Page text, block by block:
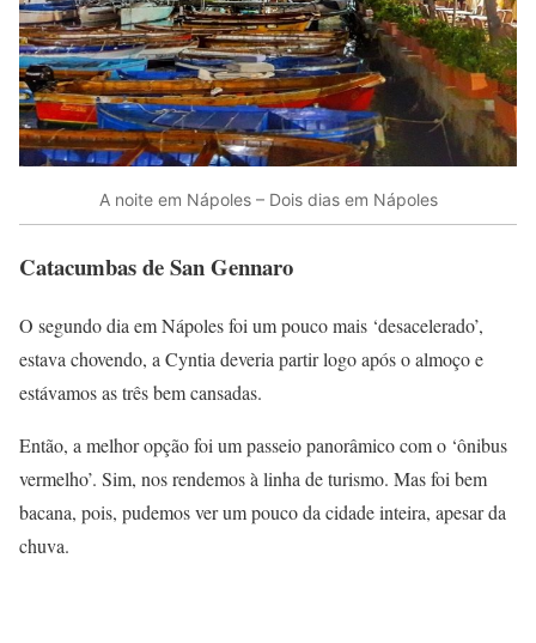
A noite em Nápoles – Dois dias em Nápoles
Catacumbas de San Gennaro
O segundo dia em Nápoles foi um pouco mais ‘desacelerado’,
estava chovendo, a Cyntia deveria partir logo após o almoço e
estávamos as três bem cansadas.
Então, a melhor opção foi um passeio panorâmico com o ‘ônibus
vermelho’. Sim, nos rendemos à linha de turismo. Mas foi bem
bacana, pois, pudemos ver um pouco da cidade inteira, apesar da
chuva.